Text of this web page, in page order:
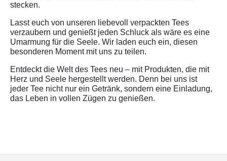
stecken.
Lasst euch von unseren liebevoll verpackten Tees
verzaubern und genießt jeden Schluck als wäre es eine
Umarmung für die Seele. Wir laden euch ein, diesen
besonderen Moment mit uns zu teilen.
Entdeckt die Welt des Tees neu – mit Produkten, die mit
Herz und Seele hergestellt werden. Denn bei uns ist
jeder Tee nicht nur ein Getränk, sondern eine Einladung,
das Leben in vollen Zügen zu genießen.